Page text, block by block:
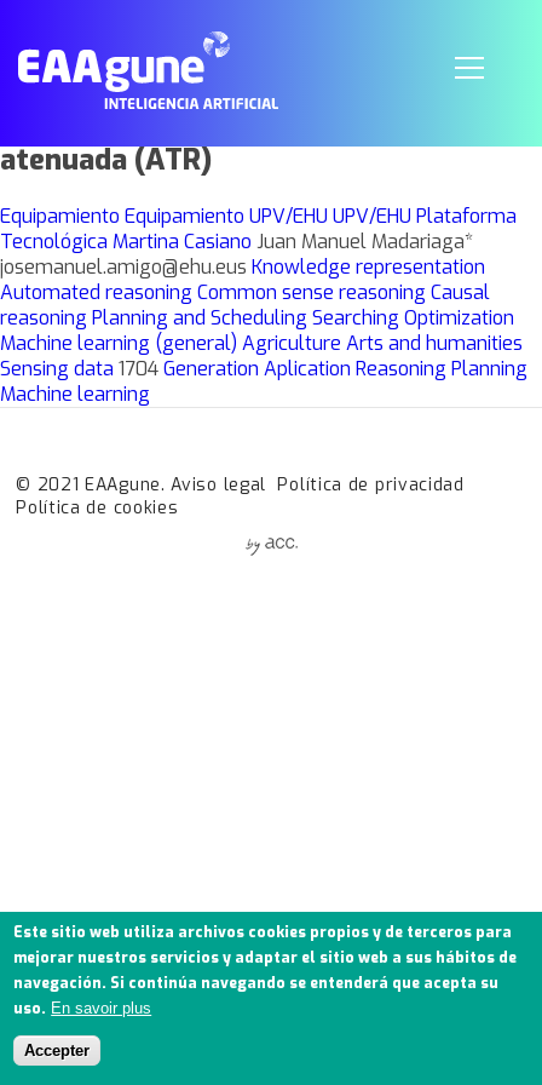
Espectrómetro Infrarrojo FT-IR 6000
(Jasco), para transmitancia,
reflectancia difusa y reflectancia total
atenuada (ATR)
Equipamiento Equipamiento UPV/EHU UPV/EHU Plataforma
Tecnológica Martina Casiano Juan Manuel Madariaga*
josemanuel.amigo@ehu.eus Knowledge representation
Automated reasoning Common sense reasoning Causal
reasoning Planning and Scheduling Searching Optimization
Machine learning (general) Agriculture Arts and humanities
Sensing data 1704Generation Aplication Reasoning Planning
Machine learning
© 2021 EAAgune.Aviso legal Política de privacidad
Política de cookies
Este sitio web utiliza archivos cookies propios y de terceros para
mejorar nuestros servicios y adaptar el sitio web a sus hábitos de
navegación. Si continúa navegando se entenderá que acepta su
uso. En savoir plus
Accepter